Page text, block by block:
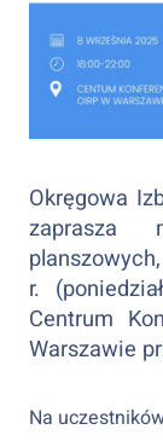
Okręgowa
zaprasza
r.
Centrum
Warszawie
Na